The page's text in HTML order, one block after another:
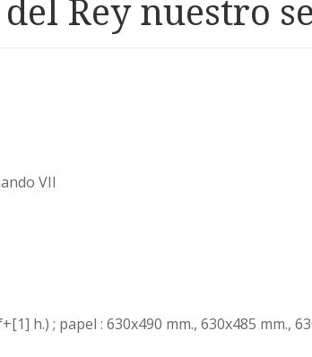
Rey nuestro
VII
h.) ; papel : 630x490 mm., 630x485 mm.,